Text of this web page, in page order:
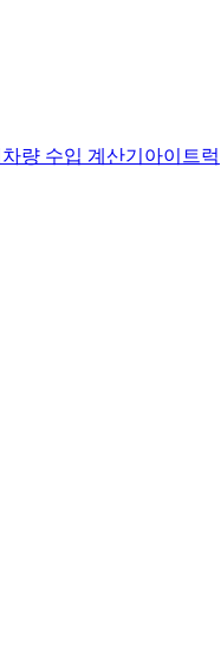
차량 수입 계산기 아이트럭